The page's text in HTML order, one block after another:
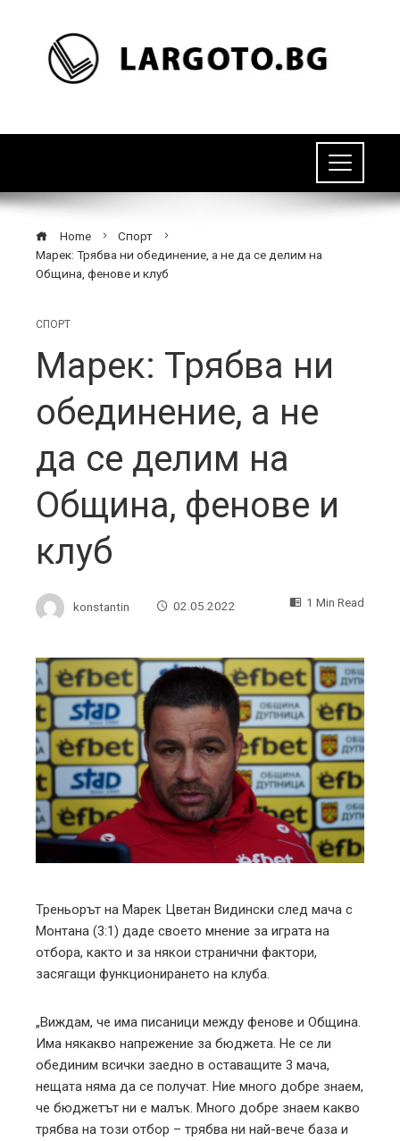
Home
Спорт
Марек: Трябва ни обединение, а не да се делим на
Община, фенове и клуб
СПОРТ
Марек: Трябва ни
обединение, а не
да се делим на
Община, фенове и
клуб
konstantin 02.05.2022 1 Min Read
Треньорът на Марек Цветан Видински след мача с
Монтана (3:1) даде своето мнение за играта на
отбора, както и за някои странични фактори,
засягащи функционирането на клуба.
„Виждам, че има писаници между фенове и Община.
Има някакво напрежение за бюджета. Не се ли
обединим всички заедно в оставащите 3 мача,
нещата няма да се получат. Ние много добре знаем,
че бюджетът ни е малък. Много добре знаем какво
трябва на този отбор – трябва ни най-вече база и